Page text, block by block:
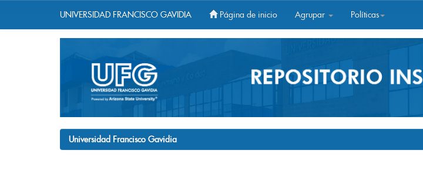
UNIVERSIDAD FRANCISCO GAVIDIA Página de inicio Agrupar Políticas
Universidad Francisco Gavidia